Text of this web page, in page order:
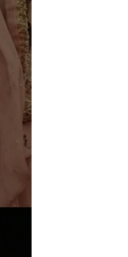
como
mas a